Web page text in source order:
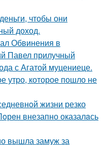
чтобы они
доход.
Обвинения в
Павел прилучный
с Агатой муцениеце.
утро, которое пошло не
жизни резко
внезапно оказалaсь
вышла замуж за